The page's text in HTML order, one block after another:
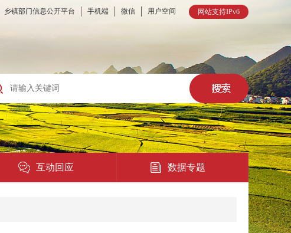
网站支持IPv6
乡镇部门信息公开平台 手机端 微信 用户空间
互动回应 数据专题